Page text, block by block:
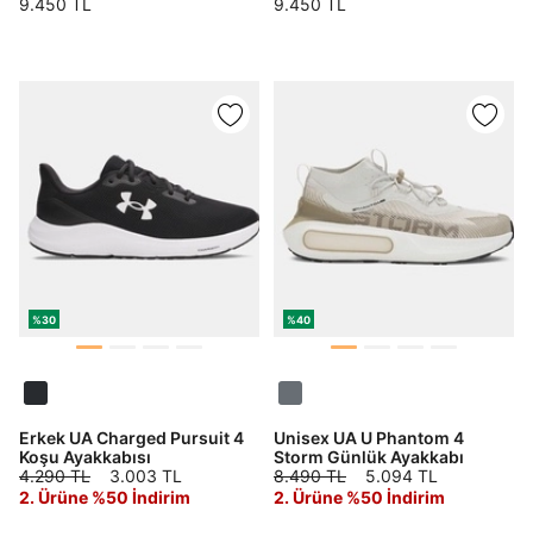
9.450 TL 9.450 TL
%30
Erkek UA Charged Pursuit 4
Koşu Ayakkabısı
4.290 TL
3.003 TL
2. Ürüne %50 İndirim
%40
Unisex UA U Phantom 4
Storm Günlük Ayakkabı
8.490 TL
5.094 TL
2. Ürüne %50 İndirim